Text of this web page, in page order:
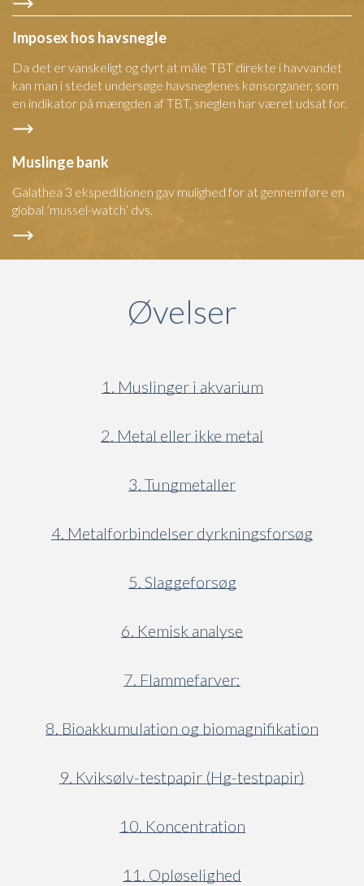
Imposex hos havsnegle
Da det er vanskeligt og dyrt at måle TBT direkte i havvandet
kan man i stedet undersøge havsneglenes kønsorganer, som
en indikator på mængden af TBT, sneglen har været udsat for.
Muslinge bank
Galathea 3 ekspeditionen gav mulighed for at gennemføre en
global ’mussel-watch’ dvs.
Øvelser
1. Muslinger i akvarium
2. Metal eller ikke metal
3. Tungmetaller
4. Metalforbindelser dyrkningsforsøg
5. Slaggeforsøg
6. Kemisk analyse
7. Flammefarver:
8. Bioakkumulation og biomagnifikation
9. Kviksølv-testpapir (Hg-testpapir)
10. Koncentration
11. Opløselighed